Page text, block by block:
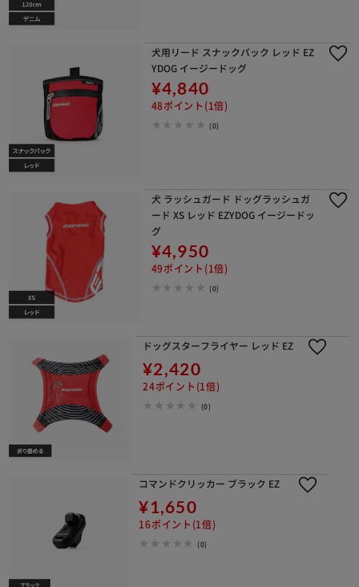
犬用リード スナックパック レッド EZ
YDOG イージードッグ
¥4,840
48ポイント(1倍)
(0)
犬 ラッシュガード ドッグラッシュガ
ード XS レッド EZYDOG イージードッ
グ
¥4,950
49ポイント(1倍)
(0)
ドッグスターフライヤー レッド EZ
¥2,420
24ポイント(1倍)
(0)
コマンドクリッカー ブラック EZ
¥1,650
16ポイント(1倍)
(0)